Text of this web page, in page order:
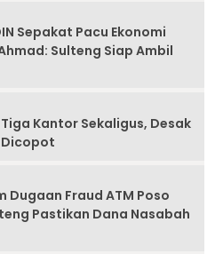
Sepakat Pacu Ekonomi
Sulteng Siap Ambil
Tiga Kantor Sekaligus, Desak
Dicopot
Dugaan Fraud ATM Poso
Pastikan Dana Nasabah